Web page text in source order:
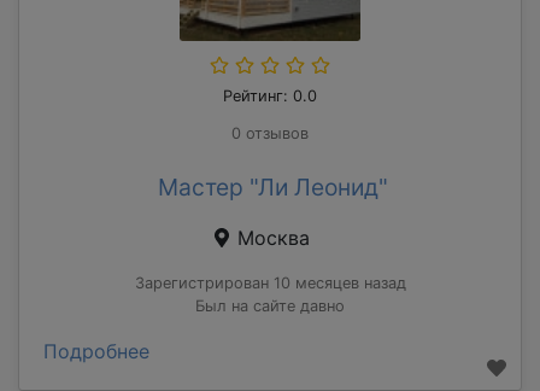
Рейтинг: 0.0
0 отзывов
Мастер "Ли Леонид"
Москва
Зарегистрирован 10 месяцев назад
Был на сайте давно
Подробнее